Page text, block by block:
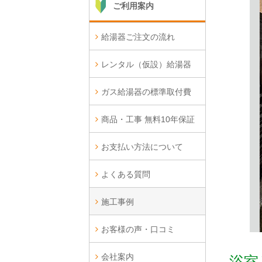
ご利用案内
給湯器ご注文の流れ
レンタル（仮設）給湯器
ガス給湯器の標準取付費
商品・工事 無料10年保証
お支払い方法について
よくある質問
施工事例
お客様の声・口コミ
会社案内